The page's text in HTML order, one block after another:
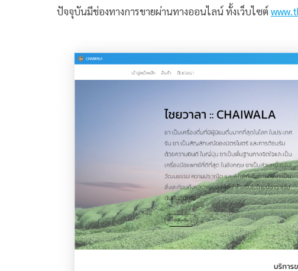
ปัจจุบันมีช่องทางการขายผ่านทางออนไลน์ ทั้งเว็บไซต์